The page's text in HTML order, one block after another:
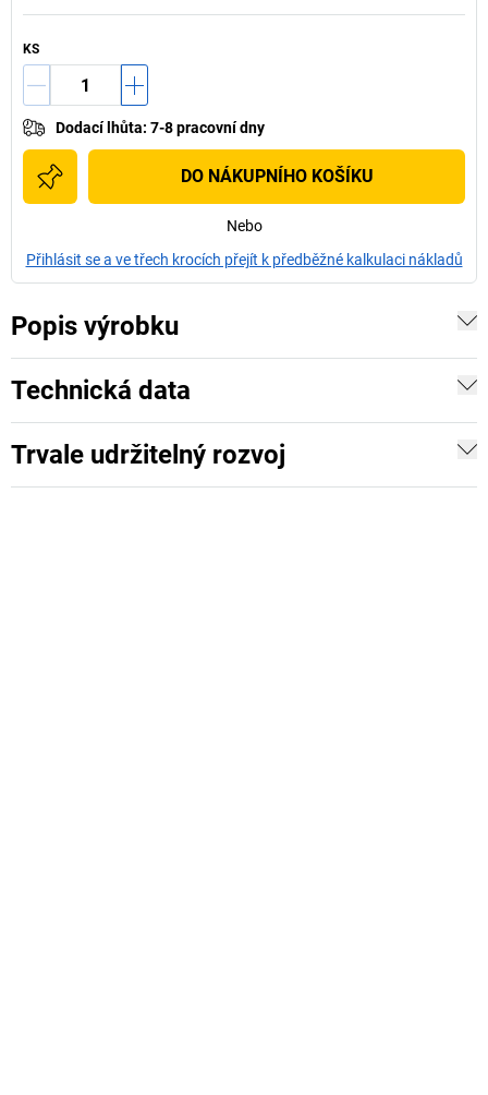
KS
Dodací lhůta: 7-8 pracovní dny
DO NÁKUPNÍHO KOŠÍKU
Nebo
Přihlásit se a ve třech krocích přejít k předběžné kalkulaci nákladů
Popis výrobku
Technická data
Trvale udržitelný rozvoj